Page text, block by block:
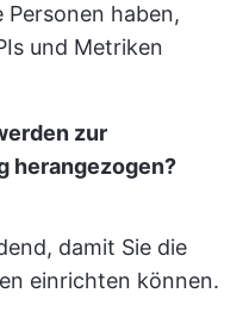
haben,
und Metriken
zur
herangezogen?
damit Sie die
einrichten können.